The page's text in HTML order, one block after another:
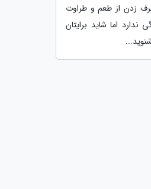
زدن از طعم و طراوت
ندارد اما شاید برایتان